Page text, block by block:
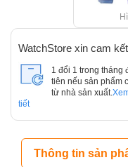
WatchStore xin cam kết
1 đổi 1 trong tháng
tiên nếu sản phẩm
từ nhà sản xuất.
tiết
Thông tin sản